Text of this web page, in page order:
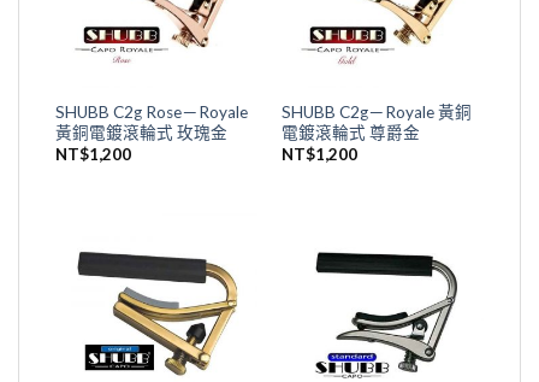
SHUBB C2g Rose－Royale
黃銅電鍍滾輪式 玫瑰金
NT$1,200
SHUBB C2g－Royale 黃銅
電鍍滾輪式 尊爵金
NT$1,200